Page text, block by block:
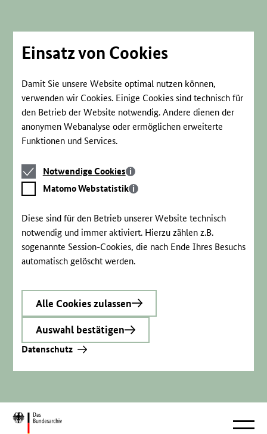
Einsatz von Cookies
Damit Sie unsere Website optimal nutzen können,
verwenden wir Cookies. Einige Cookies sind technisch für
den Betrieb der Website notwendig. Andere dienen der
anonymen Webanalyse oder ermöglichen erweiterte
Funktionen und Services.
Notwendige
Cookies
Notwendige Cookies
Matomo
Webstatistik
Matomo Webstatistik
Diese sind für den Betrieb unserer Website technisch
notwendig und immer aktiviert. Hierzu zählen z.B.
sogenannte Session-Cookies, die nach Ende Ihres Besuchs
automatisch gelöscht werden.
Alle Cookies zulassen
Auswahl bestätigen
Datenschutz
Zur